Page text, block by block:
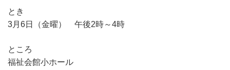
とき
3月6日（金曜） 午後2時～4時
ところ
福祉会館小ホール